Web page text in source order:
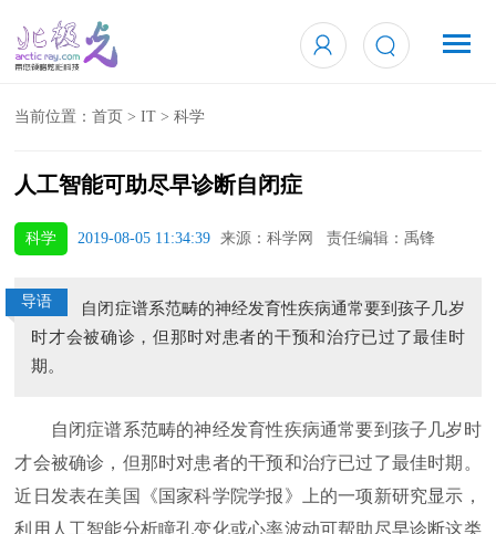
当前位置：首页 >IT >科学
人工智能可助尽早诊断自闭症
科学 2019-08-05 11:34:39 来源：科学网 责任编辑：禹锋
导语
自闭症谱系范畴的神经发育性疾病通常要到孩子几岁
时才会被确诊，但那时对患者的干预和治疗已过了最佳时
期。
自闭症谱系范畴的神经发育性疾病通常要到孩子几岁时
才会被确诊，但那时对患者的干预和治疗已过了最佳时期。
近日发表在美国《国家科学院学报》上的一项新研究显示，
利用人工智能分析瞳孔变化或心率波动可帮助尽早诊断这类